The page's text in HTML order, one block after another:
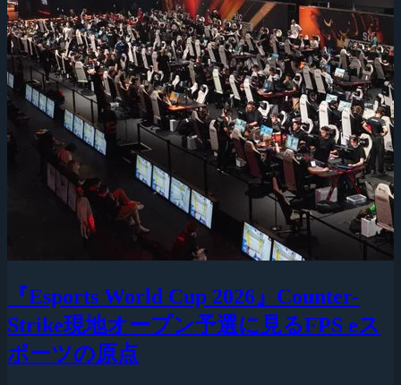
『Esports World Cup 2026』Counter-
Strike現地オープン予選に見るFPS eス
ポーツの原点